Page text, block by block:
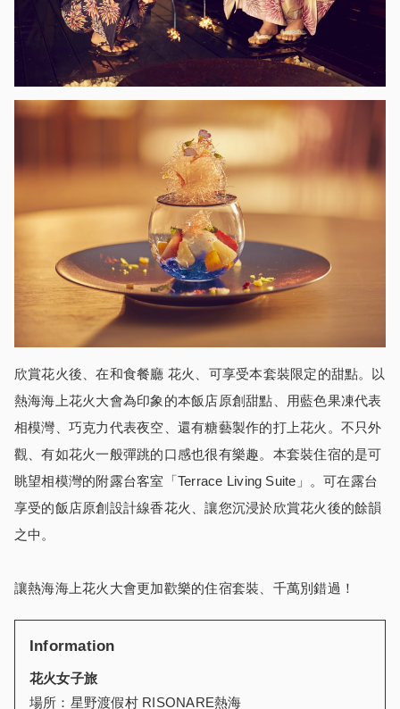
欣賞花火後、在和食餐廳 花火、可享受本套裝限定的甜點。以
熱海海上花火大會為印象的本飯店原創甜點、用藍色果凍代表
相模灣、巧克力代表夜空、還有糖藝製作的打上花火。不只外
觀、有如花火一般彈跳的口感也很有樂趣。本套裝住宿的是可
眺望相模灣的附露台客室「Terrace Living Suite」。可在露台
享受的飯店原創設計線香花火、讓您沉浸於欣賞花火後的餘韻
之中。
讓熱海海上花火大會更加歡樂的住宿套裝、千萬別錯過！
Information
花火女子旅
場所：星野渡假村 RISONARE熱海